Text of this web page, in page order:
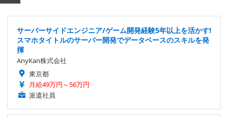
サーバーサイドエンジニア/ゲーム開発経験5年以上を活かす!
スマホタイトルのサーバー開発でデータベースのスキルを発
揮
AnyKan株式会社
東京都
月給49万円～56万円
派遣社員